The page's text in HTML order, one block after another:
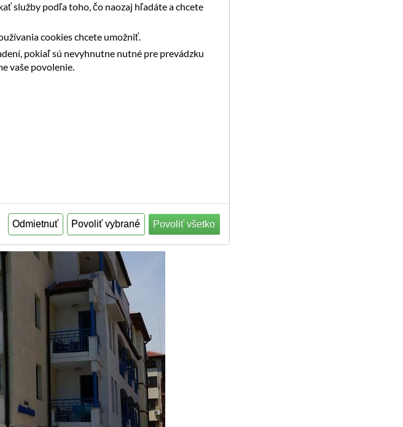
služby podľa toho, čo naozaj hľadáte a chcete
cookies chcete umožniť.
pokiaľ sú nevyhnutne nutné pre prevádzku
vaše povolenie.
Povoliť všetko
Povoliť vybrané
Odmietnuť